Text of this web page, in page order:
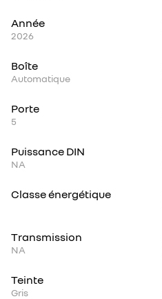
Année
2026
Boîte
Automatique
Porte
5
Puissance DIN
NA
Classe énergétique
Transmission
NA
Teinte
Gris